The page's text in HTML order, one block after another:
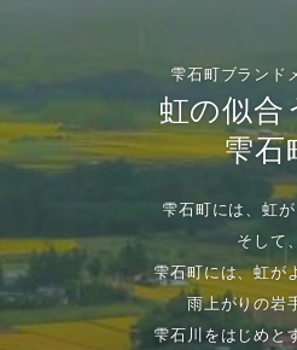
雫石町ブランド
虹の似合
雫石
雫石町には、虹が
そして、
雫石町には、虹が
雨上がりの岩
雫石川をはじめと